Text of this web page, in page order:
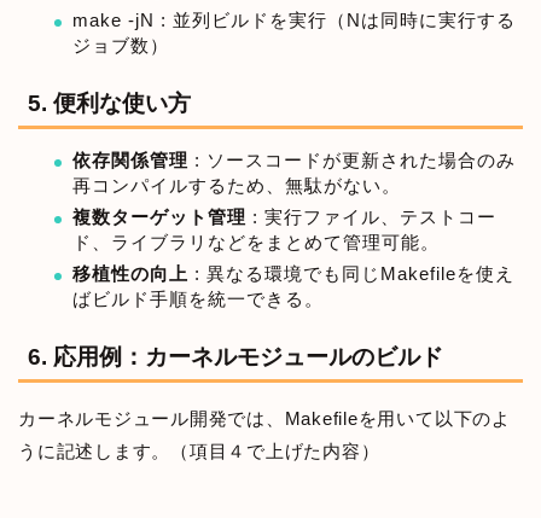
make -jN : 並列ビルドを実行（Nは同時に実行する
ジョブ数）
5. 便利な使い方
依存関係管理 : ソースコードが更新された場合のみ
再コンパイルするため、無駄がない。
複数ターゲット管理 : 実行ファイル、テストコー
ド、ライブラリなどをまとめて管理可能。
移植性の向上 : 異なる環境でも同じMakefileを使え
ばビルド手順を統一できる。
6. 応用例：カーネルモジュールのビルド
カーネルモジュール開発では、Makefileを用いて以下のよ
うに記述します。（項目４で上げた内容）